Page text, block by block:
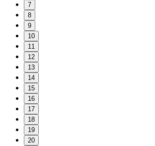
7
8
9
10
11
12
13
14
15
16
17
18
19
20